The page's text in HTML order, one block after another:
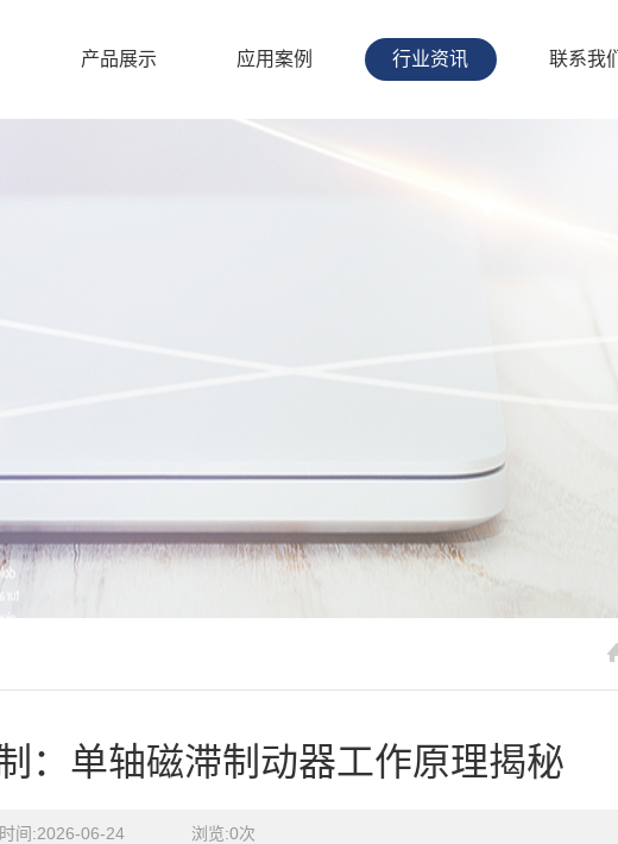
产品展示 应用案例 行业资讯 联系我们
：单轴磁滞制动器工作原理揭秘
时间:2026-06-24    浏览:0次